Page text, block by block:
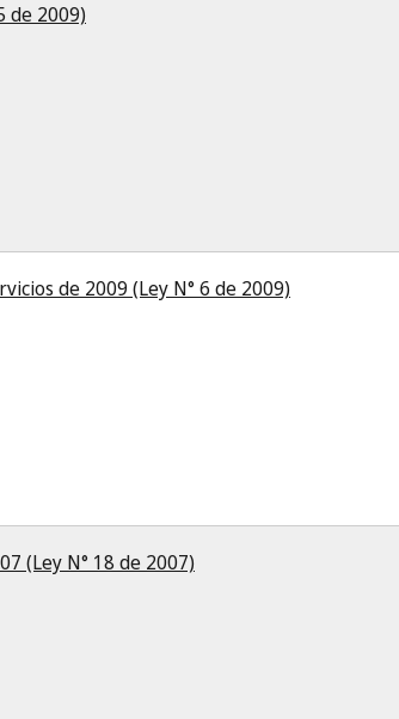
de 2009)
de 2009 (Ley N° 6 de 2009)
(Ley N° 18 de 2007)